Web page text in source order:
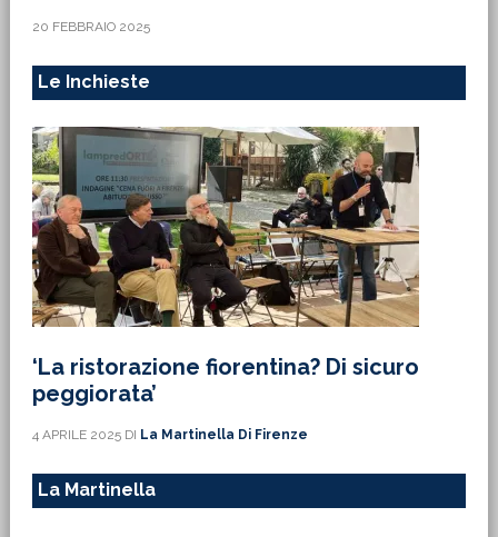
20 FEBBRAIO 2025
Le Inchieste
‘La ristorazione fiorentina? Di sicuro
peggiorata’
4 APRILE 2025DI La Martinella Di Firenze
La Martinella